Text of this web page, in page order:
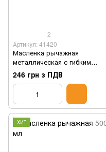
2
Артикул: 41420
Масленка рычажная
металлическая с гибким
шлангом
246 грн з ПДВ
ХИТ